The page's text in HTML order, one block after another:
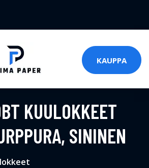
KAUPPA
KUULOKKEET
SININEN